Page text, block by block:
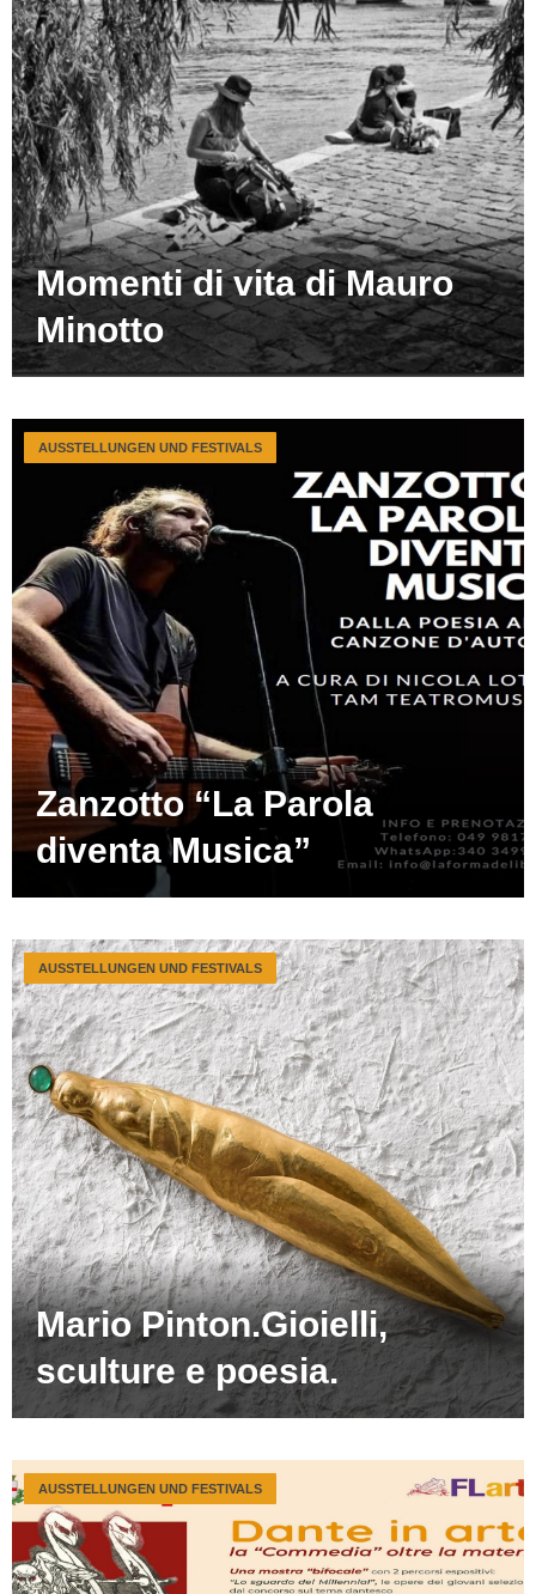
Momenti di vita di Mauro
Minotto
Zanzotto “La Parola
diventa Musica”
AUSSTELLUNGEN UND FESTIVALS
Mario Pinton.Gioielli,
sculture e poesia.
AUSSTELLUNGEN UND FESTIVALS
AUSSTELLUNGEN UND FESTIVALS